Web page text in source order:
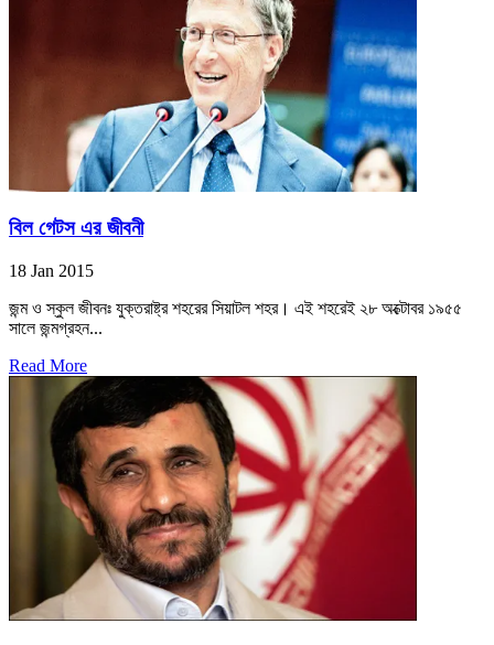
বিল গেটস এর জীবনী
18 Jan 2015
জন্ম ও স্কুল জীবনঃ যুক্তরাষ্ট্র শহরের সিয়াটল শহর। এই শহরেই ২৮ অক্টোবর ১৯৫৫
সালে জন্মগ্রহন...
Read More